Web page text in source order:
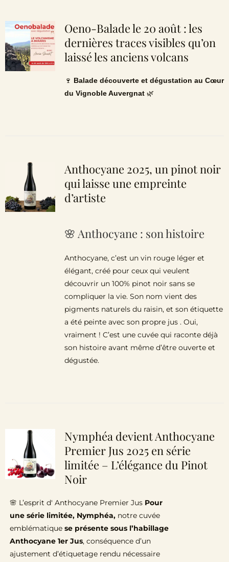
Oeno-Balade le 20 août : les
dernières traces visibles qu’on
laissé les anciens volcans
🍷 Balade découverte et dégustation au Cœur
du Vignoble Auvergnat🌿
Anthocyane 2025, un pinot noir
qui laisse une empreinte
d’artiste
🌸 Anthocyane : son histoire
Anthocyane, c’est un vin rouge léger et
élégant, créé pour ceux qui veulent
découvrir un 100% pinot noir sans se
compliquer la vie. Son nom vient des
pigments naturels du raisin, et son étiquette
a été peinte avec son propre jus . Oui,
vraiment ! C’est une cuvée qui raconte déjà
son histoire avant même d’être ouverte et
dégustée.
Nymphéa devient Anthocyane
Premier Jus 2025 en série
limitée – L’élégance du Pinot
Noir
🌸 L’esprit d' Anthocyane Premier Jus Pour
une série limitée, Nymphéa, notre cuvée
emblématiquese présente sous l’habillage
Anthocyane 1er Jus, conséquence d’un
ajustement d’étiquetage rendu nécessaire